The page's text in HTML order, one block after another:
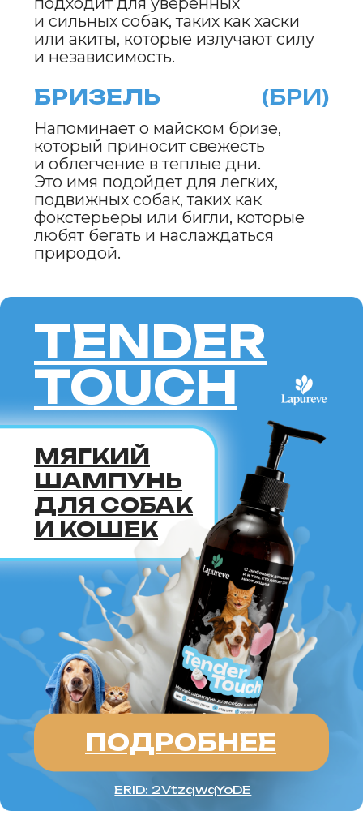
СТАТЬ СОАВТОРОМ
ИЛИ ЭКСПЕРТОМ
СПОНСОРСТВО ИЛИ
РЕКЛАМА
ПРОДВИЖЕНИЕ
КЛИНИКИ
О ПРОЕКТЕ
KOGTOTEKA.RU
ИНФОРМАЦИЯ О СОБЛЮДЕНИИ АВТОРСКИХ ПРАВ
Кошки
Имена
Топ пород
Заболевания